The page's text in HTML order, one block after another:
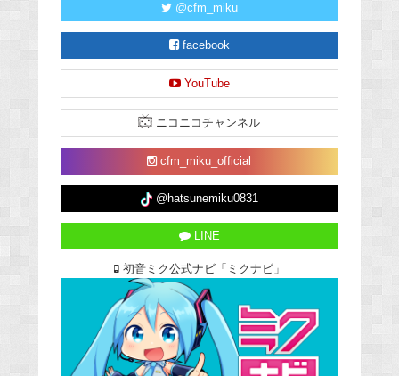
@cfm_miku
facebook
YouTube
ニコニコチャンネル
cfm_miku_official
@hatsunemiku0831
LINE
初音ミク公式ナビ「ミクナビ」